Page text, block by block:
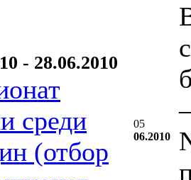
- 28.06.2010
среди
(отбор
05
06.2010